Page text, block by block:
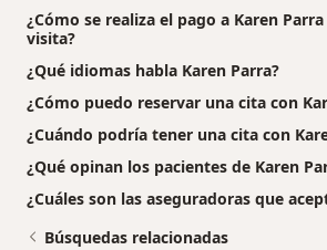
¿Cómo se realiza el pago a Karen
visita?
¿Qué idiomas habla Karen Parra?
¿Cómo puedo reservar una cita con
¿Cuándo podría tener una cita con
¿Qué opinan los pacientes de Karen
¿Cuáles son las aseguradoras que
Búsquedas relacionadas